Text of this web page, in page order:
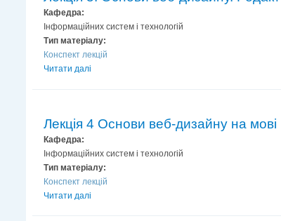
Кафедра:
Інформаційних систем і технологій
Тип матеріалу:
Конспект лекцій
Читати далі
Лекція 4 Основи веб-дизайну на мові
Кафедра:
Інформаційних систем і технологій
Тип матеріалу:
Конспект лекцій
Читати далі